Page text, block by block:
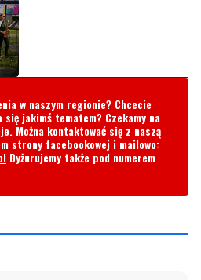
w naszym regionie? Chcecie
się jakimś tematem? Czekamy na
Można kontaktować się z naszą
strony facebookowej i mailowo:
Dyżurujemy także pod numerem